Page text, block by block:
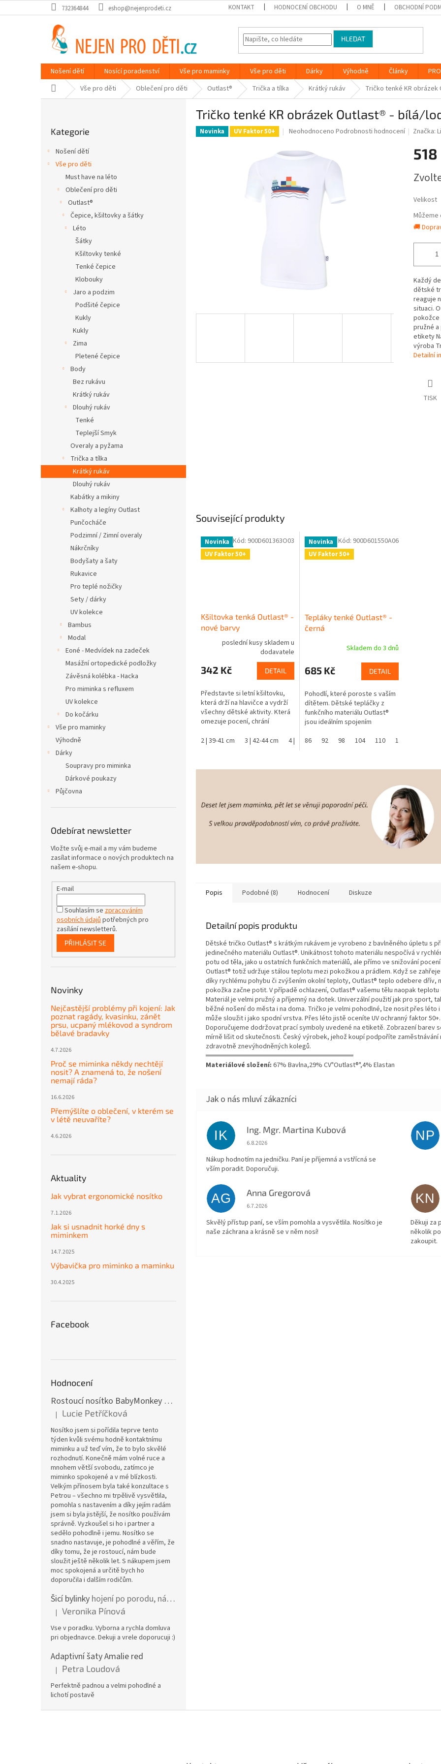
na
732364844 eshop@nejenprodeti.cz KONTAKT HODNOCENÍ OBCHODU O MNĚ OBCHODNÍ
HLEDAT
Nošení dětí Nosící poradenství Vše pro maminky Vše pro děti Dárky Výhodně Články
Domů Vše pro děti Oblečení pro děti Outlast® Trička a tílka Krátký rukáv Tričko tenké KR
kategorie
Kategorie
Nošení dětí
Vše pro děti
Must have na léto
Oblečení pro děti
Outlast®
Čepice, kšiltovky a šátky
Léto
Šátky
Kšiltovky tenké
Tenké čepice
Klobouky
Jaro a podzim
Podšité čepice
Kukly
Kukly
Zima
Pletené čepice
Body
Bez rukávu
Krátký rukáv
Dlouhý rukáv
Tenké
Teplejší Smyk
Overaly a pyžama
Trička a tílka
Krátký rukáv
Dlouhý rukáv
Kabátky a mikiny
Kalhoty a legíny Outlast
Punčocháče
Podzimní / Zimní overaly
Nákrčníky
Bodyšaty a šaty
Rukavice
Pro teplé nožičky
Sety / dárky
UV kolekce
Bambus
Modal
Eoné - Medvídek na zadeček
Masážní ortopedické podložky
Závěsná kolébka - Hacka
Pro miminka s refluxem
UV kolekce
Do kočárku
Vše pro maminky
Výhodně
Dárky
Soupravy pro miminka
Dárkové poukazy
Půjčovna
Odebírat newsletter
Vložte svůj e-mail a my vám budeme
zasílat informace o nových produktech na
našem e-shopu.
E-mail
Souhlasím se zpracováním
osobních údajů potřebných pro
zasílání newsletterů.
PŘIHLÁSIT SE
Novinky
Nejčastější problémy při kojení: Jak
poznat ragády, kvasinku, zánět
prsu, ucpaný mlékovod a syndrom
bělavé bradavky
4.7.2026
Proč se miminka někdy nechtějí
nosit? A znamená to, že nošení
nemají ráda?
16.6.2026
Přemýšlíte o oblečení, v kterém se
v létě neuvaříte?
4.6.2026
Aktuality
Jak vybrat ergonomické nosítko
7.1.2026
Jak si usnadnit horké dny s
miminkem
14.7.2025
Výbavička pro miminko a maminku
30.4.2025
Facebook
Hodnocení
Rostoucí nosítko BabyMonkey Original Essential - khaki zelené
Hodnocení produktu je 5 z 5 hvězdiček.
| Lucie Petříčková
Nosítko jsem si pořídila teprve tento
týden kvůli svému hodně kontaktnímu
miminku a už teď vím, že to bylo skvělé
rozhodnutí. Konečně mám volné ruce a
mnohem větší svobodu, zatímco je
miminko spokojené a v mé blízkosti.
Velkým přínosem byla také konzultace s
Petrou – všechno mi trpělivě vysvětlila,
pomohla s nastavením a díky jejím radám
jsem si byla jistější, že nosítko používám
správně. Vyzkoušel si ho i partner a
sedělo pohodlně i jemu. Nosítko se
snadno nastavuje, je pohodlné a věřím, že
díky tomu, že je rostoucí, nám bude
sloužit ještě několik let. S nákupem jsem
moc spokojená a určitě bych ho
doporučila i dalším rodičům.
Šicí bylinky hojení po porodu, nástřih a jizvy
Hodnocení produktu je 5 z 5 hvězdiček.
| Veronika Pínová
Vse v poradku. Vyborna a rychla domluva
pri objednavce. Dekuji a vrele doporucuji :)
Adaptivní šaty Amalie red
Hodnocení produktu je 5 z 5 hvězdiček.
| Petra Loudová
Perfektně padnou a velmi pohodlné a
lichotí postavě
Tričko tenké KR obrázek Outlast® - bílá/
Novinka UV Faktor 50+
Průměrné
produktu
je
z
5
hvězdiček.
Neohodnoceno Podrobnosti hodnocení Značka:
518
cena:
Velikost
🚚
Každý
dětské
reaguje
situaci.
pokožce
pružné a
etikety
výroba
Detailní
TISK
Související produkty
Novinka
UV Faktor 50+
Kšiltovka tenká Outlast® -
nové barvy
poslední kusy skladem u
dodavatele
342 Kč DETAIL
Představte si letní kšiltovku,
která drží na hlavičce a vydrží
všechny dětské aktivity. Která
omezuje pocení, chrání
UV ochranný faktor UPF 50+.
2 | 39-41 cm 3 | 42-44 cm 4 | 45-48 cm 5 | 49-53 cm 6 | 54-57 cm
Kód: 900D601363O03
Novinka
UV Faktor 50+
Tepláky tenké Outlast® -
černá
Skladem do 3 dnů
685 Kč DETAIL
Pohodlí, které poroste s vaším
dítětem. Dětské tepláčky z
funkčního materiálu Outlast®
jsou ideálním spojením
technologie. Bavlněný úplet s...
86 92 98 104 110 116
Kód: 900D601550A06
Popis Podobné (8) Hodnocení Diskuze
Detailní popis produktu
Dětské tričko Outlast® s krátkým rukávem je vyrobeno z bavlněného úpletu s
jedinečného materiálu Outlast®. Unikátnost tohoto materiálu nespočívá v
potu od těla, jako u ostatních funkčních materiálů, ale přímo ve snižování
Outlast® totiž udržuje stálou teplotu mezi pokožkou a prádlem. Když se
díky rychlému pohybu či zvýšením okolní teploty, Outlast® teplo odebere dřív,
pokožka začne potit. V případě ochlazení, Outlast® vašemu tělu naopak teplotu
Materiál je velmi pružný a příjemný na dotek. Univerzální použití jak pro sport,
běžné nošení do města i na doma. Tričko je velmi pohodlné, lze nosit přes léto
může sloužit i jako spodní vrstva. Přes léto jistě oceníte UV ochranný faktor 50+.
Doporučujeme dodržovat prací symboly uvedené na etiketě. Zobrazení barev
mírně lišit od skutečnosti. Český výrobek, jehož koupí podpoříte zaměstnávání
zdravotně znevýhodněných kolegů.
══════════════════════════════
Materiálové složení: 67% Bavlna,29% CV"Outlast®",4% Elastan
IK Ing. Mgr. Martina Kubová
Hodnocení obchodu je 5 z 5 hvězdiček.
6.8.2026
Nákup hodnotím na jedničku. Paní je příjemná a vstřícná se
vším poradit. Doporučuji.
NP
AG Anna Gregorová
Hodnocení obchodu je 5 z 5 hvězdiček.
6.7.2026
Skvělý přístup paní, se vším pomohla a vysvětlila. Nosítko je
naše záchrana a krásně se v něm nosí!
KN
Děkuji za
několik
zakoupit.